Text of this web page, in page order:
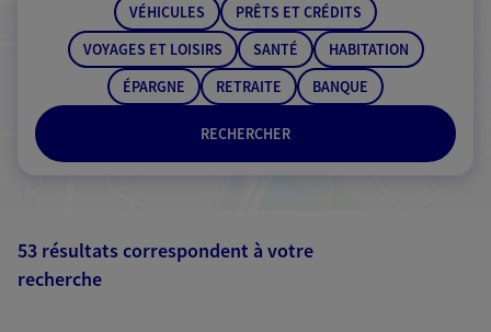
RECHERCHER
VÉHICULES
PRÊTS ET CRÉDITS
VOYAGES ET LOISIRS
SANTÉ
HABITATION
ÉPARGNE
RETRAITE BANQUE
53 résultats correspondent à votre
recherche